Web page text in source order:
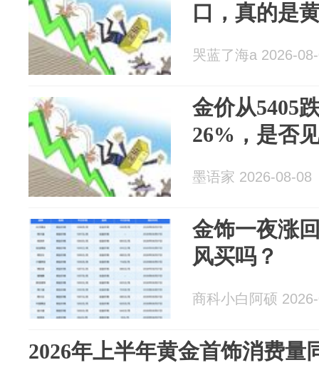
口，真的是
哭蓝了海a 2026-
金价从5405
26%，是否
墨语家 2026-08-08
金饰一夜涨
风买吗？
商科小白阿硕
2026年上半年黄金首饰消费量